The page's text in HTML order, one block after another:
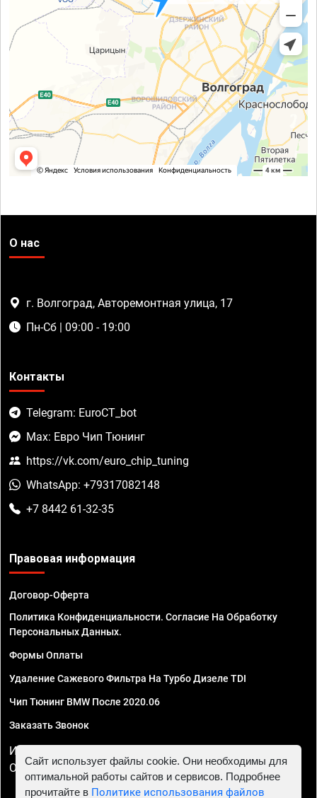
О нас
г. Волгоград, Авторемонтная улица, 17
Пн-Сб | 09:00 - 19:00
Контакты
Telegram: EuroCT_bot
Max: Евро Чип Тюнинг
https://vk.com/euro_chip_tuning
WhatsApp: +79317082148
+7 8442 61-32-35
Правовая информация
Договор-Оферта
Политика Конфиденциальности. Согласие На Обработку
Персональных Данных.
Формы Оплаты
Удаление Сажевого Фильтра На Турбо Дизеле TDI
Чип Тюнинг BMW После 2020.06
Заказать Звонок
ИП Смирнов Георгий Павлович. ИНН 781302555843,
ОГРНИП 324470400032610
Сайт использует файлы cookie. Они необходимы для
оптимальной работы сайтов и сервисов. Подробнее
прочитайте в Политике использования файлов